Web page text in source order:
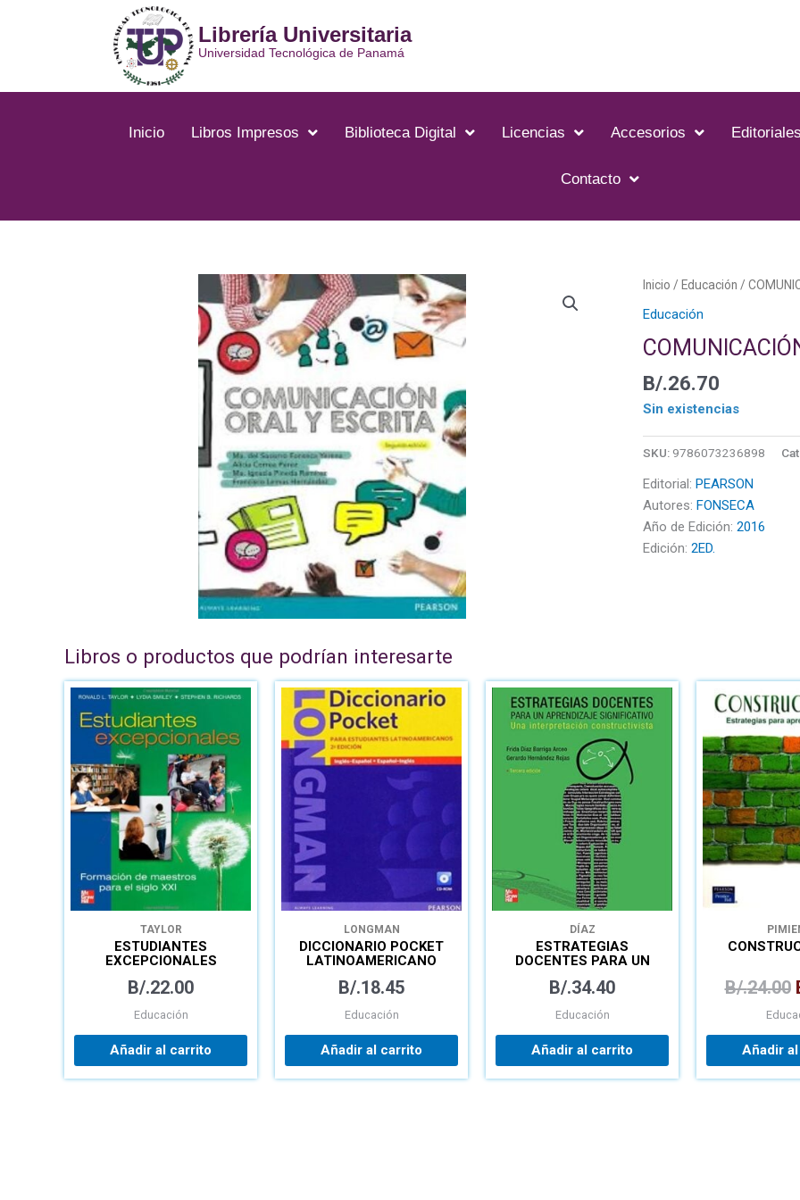
Librería Universitaria
Universidad Tecnológica de Panamá
Inicio Libros Impresos Biblioteca Digital Licencias Accesorios Editoriales
Contacto
Inicio / Educación /
Educación
B/.26.70
Sin existencias
SKU: 9786073236898
Editorial: PEARSON
Autores: FONSECA
Año de Edición: 2016
Edición: 2ED.
Libros o productos que podrían interesarte
TAYLOR
ESTUDIANTES
EXCEPCIONALES
B/.22.00
Educación
Añadir al carrito
LONGMAN
DICCIONARIO POCKET
LATINOAMERICANO
B/.18.45
Educación
Añadir al carrito
DÍAZ
ESTRATEGIAS
DOCENTES PARA UN
SIGNIFICATIVO
B/.34.40
Educación
Añadir al carrito
B/.24.00
Añadir